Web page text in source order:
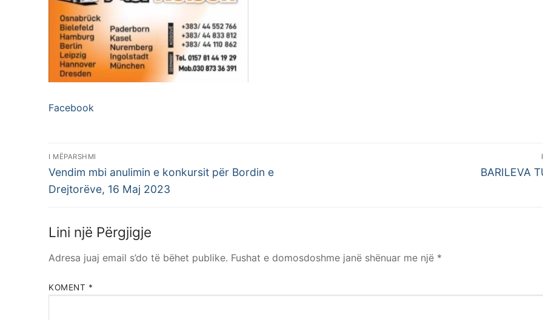
Facebook
Lëvizje
te
postimet
I MËPARSHMI
Postimi
i
Vendim mbi anulimin e konkursit për Bordin e
Drejtorëve, 16 Maj 2023
Postimi
BARILEVA
Lini një Përgjigje
Adresa juaj email s’do të bëhet publike. Fushat e domosdoshme janë shënuar me një *
KOMENT *